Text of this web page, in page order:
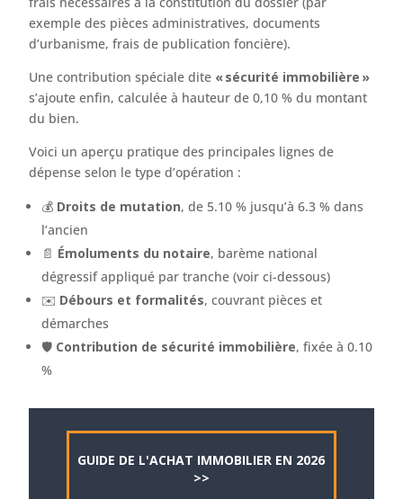
exemple des pièces administratives, documents
d’urbanisme, frais de publication foncière).
Une contribution spéciale dite « sécurité immobilière »
s’ajoute enfin, calculée à hauteur de 0,10 % du montant
du bien.
Voici un aperçu pratique des principales lignes de
dépense selon le type d’opération :
💰 Droits de mutation, de 5.10 % jusqu’à 6.3 % dans
l’ancien
📄 Émoluments du notaire, barème national
dégressif appliqué par tranche (voir ci-dessous)
✉️ Débours et formalités, couvrant pièces et
démarches
🛡️ Contribution de sécurité immobilière, fixée à 0.10
%
GUIDE DE L'ACHAT IMMOBILIER EN 2026
>>